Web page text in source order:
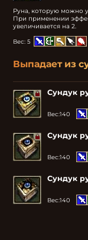
Руна, которую можно
При применении
увеличивается на 2.
Вес:5
Выпадает из
Сундук
Вес:140
Сундук
Вес:140
Сундук
Вес:140